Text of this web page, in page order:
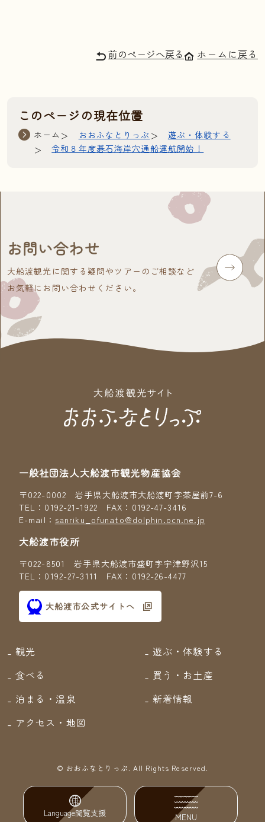
Language閲覧支援 MENU
前のページへ戻る ホームに戻る
このページの現在位置
ホーム おおふなとりっぷ
遊ぶ・体験する
令和８年度碁石海岸穴通船運航開始！
お問い合わせ
大船渡観光に関する疑問やツアーのご相談など
お気軽にお問い合わせください。
一般社団法人大船渡市観光物産協会
〒022-0002 岩手県大船渡市大船渡町字茶屋前7-6
TEL：0192-21-1922 FAX：0192-47-3416
E-mail： sanriku_ofunato@dolphin.ocn.ne.jp
大船渡市役所
〒022-8501 岩手県大船渡市盛町字宇津野沢15
TEL：0192-27-3111 FAX：0192-26-4477
大船渡市公式サイトへ
観光
遊ぶ・体験する
食べる
買う・お土産
泊まる・温泉
新着情報
アクセス・地図
© おおふなとりっぷ.All Rights Reserved.